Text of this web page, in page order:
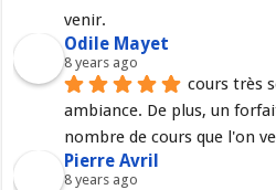
venir.
Odile Mayet
8 years ago
cours très
ambiance. De plus, un
nombre de cours que l'on
Pierre Avril
8 years ago